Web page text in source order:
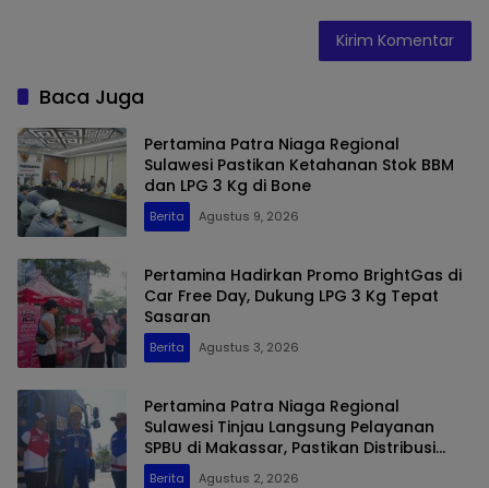
Baca Juga
Pertamina Patra Niaga Regional
Sulawesi Pastikan Ketahanan Stok BBM
dan LPG 3 Kg di Bone
Berita Agustus 9, 2026
Pertamina Hadirkan Promo BrightGas di
Car Free Day, Dukung LPG 3 Kg Tepat
Sasaran
Berita Agustus 3, 2026
Pertamina Patra Niaga Regional
Sulawesi Tinjau Langsung Pelayanan
SPBU di Makassar, Pastikan Distribusi
Biosolar Berjalan Optimal
Berita Agustus 2, 2026